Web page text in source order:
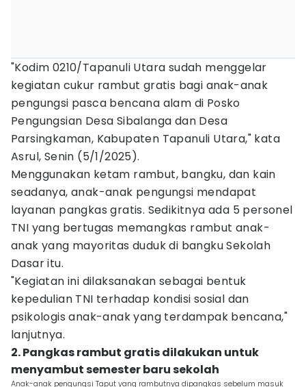
"Kodim 0210/Tapanuli Utara sudah menggelar
kegiatan cukur rambut gratis bagi anak-anak
pengungsi pasca bencana alam di Posko
Pengungsian Desa Sibalanga dan Desa
Parsingkaman, Kabupaten Tapanuli Utara," kata
Asrul, Senin (5/1/2025).
Menggunakan ketam rambut, bangku, dan kain
seadanya, anak-anak pengungsi mendapat
layanan pangkas gratis. Sedikitnya ada 5 personel
TNI yang bertugas memangkas rambut anak-
anak yang mayoritas duduk di bangku Sekolah
Dasar itu.
"Kegiatan ini dilaksanakan sebagai bentuk
kepedulian TNI terhadap kondisi sosial dan
psikologis anak-anak yang terdampak bencana,"
lanjutnya.
2. Pangkas rambut gratis dilakukan untuk
menyambut semester baru sekolah
Anak-anak pengungsi Taput yang rambutnya dipangkas sebelum masuk